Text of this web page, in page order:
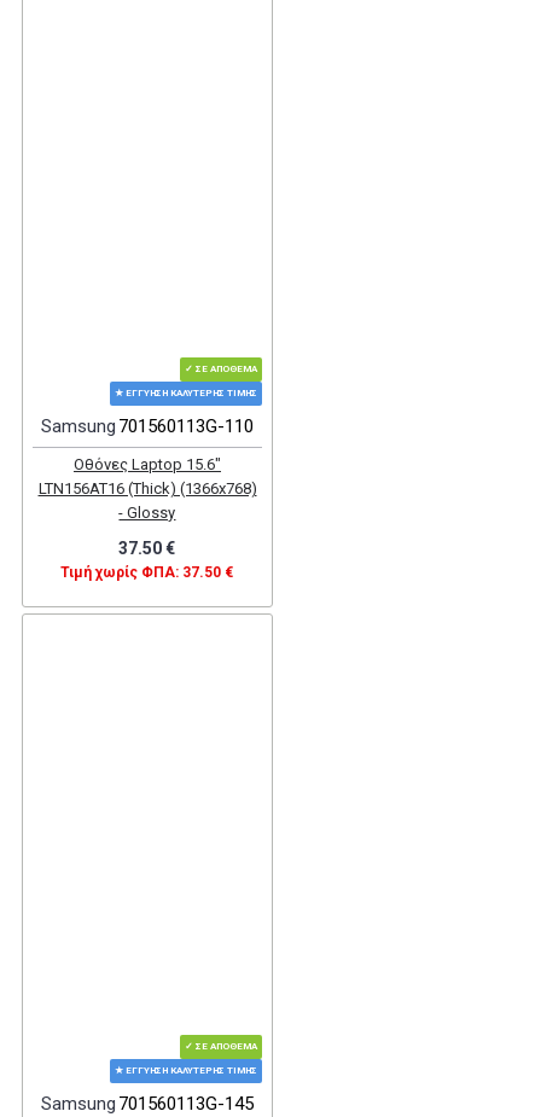
✓ ΣΕ ΑΠΌΘΕΜΑ
★ ΕΓΓΎΗΣΗ ΚΑΛΎΤΕΡΗΣ ΤΙΜΉΣ
Samsung 701560113G-110
Οθόνες Laptop 15.6"
LTN156AT16 (Thick) (1366x768)
- Glossy
37.50 €
Τιμή χωρίς ΦΠΑ: 37.50 €
✓ ΣΕ ΑΠΌΘΕΜΑ
★ ΕΓΓΎΗΣΗ ΚΑΛΎΤΕΡΗΣ ΤΙΜΉΣ
Samsung 701560113G-145